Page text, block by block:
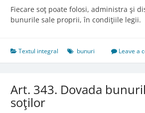
Fiecare soţ poate folosi, administra şi
bunurile sale proprii, în condiţiile legii.
Textul integral bunuri Leave a
Art. 343. Dovada
soţilor